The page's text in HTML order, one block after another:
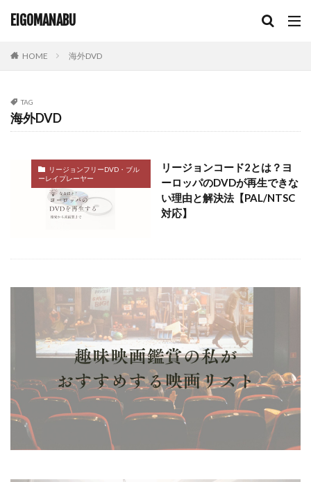
EIGOMANABU
韓国ドラマ
高学年英語
高校生
HOME 海外DVD
TAG
海外DVD
リージョンフリーDVD・ブル
ーレイプレーヤー
リージョンコード2とは？ヨ
ーロッパのDVDが再生できな
い理由と解決法【PAL/NTSC
対応】